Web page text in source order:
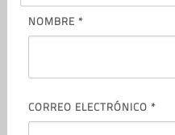
NOMBRE *
CORREO ELECTRÓNICO *